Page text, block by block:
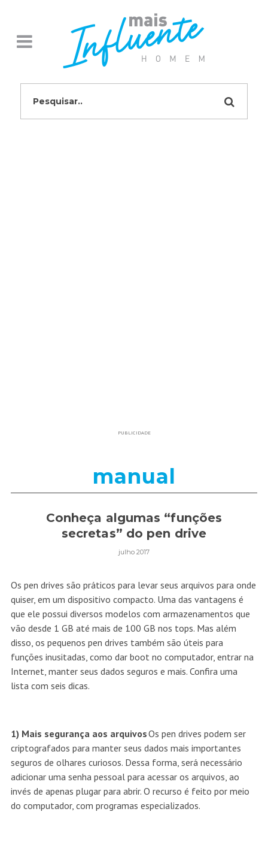
PUBLICIDADE
manual
Conheça algumas “funções
secretas” do pen drive
julho 2017
Os pen drives são práticos para levar seus arquivos para onde
quiser, em um dispositivo compacto. Uma das vantagens é
que ele possui diversos modelos com armazenamentos que
vão desde 1 GB até mais de 100 GB nos tops. Mas além
disso, os pequenos pen drives também são úteis para
funções inusitadas, como dar boot no computador, entrar na
Internet, manter seus dados seguros e mais. Confira uma
lista com seis dicas.
1) Mais segurança aos arquivosOs pen drives podem ser
criptografados para manter seus dados mais importantes
seguros de olhares curiosos. Dessa forma, será necessário
adicionar uma senha pessoal para acessar os arquivos, ao
invés de apenas plugar para abrir. O recurso é feito por meio
do computador, com programas especializados.